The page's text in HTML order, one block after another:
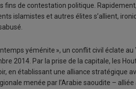
de contestation politique.
islamistes et autres élites s’allient,
yéménite », un conflit civil éclate au
2014. Par la prise de la capitale, les
en établissant une alliance stratégique
menée par l’Arabie saoudite –